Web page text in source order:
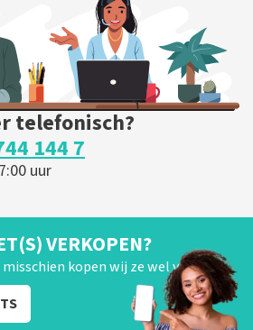
telefonisch?
144 7
uur
VERKOPEN?
kopen wij ze wel van je!